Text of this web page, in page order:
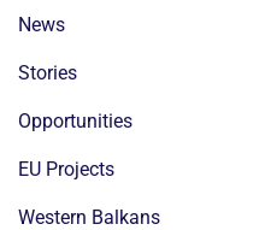
News
Stories
Opportunities
EU Projects
Western Balkans